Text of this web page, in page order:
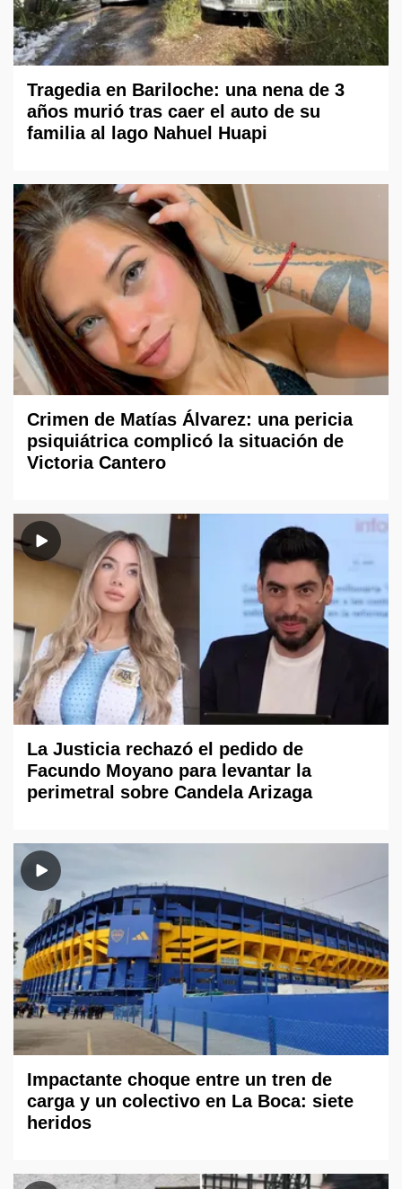
Tragedia en Bariloche: una nena de 3
años murió tras caer el auto de su
familia al lago Nahuel Huapi
Crimen de Matías Álvarez: una pericia
psiquiátrica complicó la situación de
Victoria Cantero
La Justicia rechazó el pedido de
Facundo Moyano para levantar la
perimetral sobre Candela Arizaga
Impactante choque entre un tren de
carga y un colectivo en La Boca: siete
heridos